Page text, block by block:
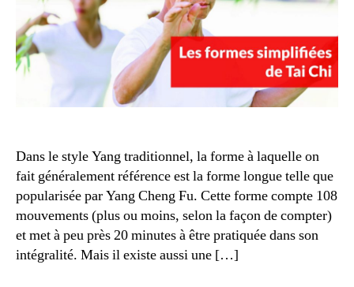
Dans le style Yang traditionnel, la forme à laquelle on
fait généralement référence est la forme longue telle que
popularisée par Yang Cheng Fu. Cette forme compte 108
mouvements (plus ou moins, selon la façon de compter)
et met à peu près 20 minutes à être pratiquée dans son
intégralité. Mais il existe aussi une […]